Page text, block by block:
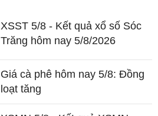
XSST 5/8 - Kết quả xổ số Sóc
Trăng hôm nay 5/8/2026
Giá cà phê hôm nay 5/8: Đồng
loạt tăng